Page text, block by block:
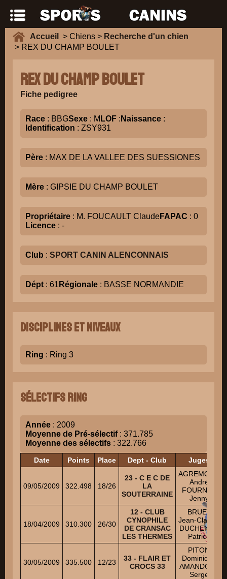
Accueil > Chiens > Recherche d'un chien
> REX DU CHAMP BOULET
REX DU CHAMP BOULET
Fiche pedigree
Race : BBGSexe : M LOF : Naissance :
Identification : ZSY931
Père : MAX DE LA VALLEE DES SUESSIONES
Mère : GIPSIE DU CHAMP BOULET
Propriétaire : M. FOUCAULT ClaudeFAPAC : 0
Licence : -
Club : SPORT CANIN ALENCONNAIS
Dépt : 61 Régionale : BASSE NORMANDIE
Disciplines et niveaux
Ring : Ring 3
Sélectifs Ring
Année : 2009
Moyenne de Pré-sélectif: 371.785
Moyenne des sélectifs : 322.766
Date Points Place Dept - Club Juges
09/05/2009 322.498 18/26
23 - C E C DE
LA
SOUTERRAINE
AGREMONT
André
FOURNEL
Jenny
18/04/2009 310.300 26/30
12 - CLUB
CYNOPHILE
DE CRANSAC
LES THERMES
BRUEL
Jean-Claude
DUCHENNE
Patrice
30/05/2009 335.500 12/23
33 - FLAIR ET
CROCS 33
PITON
Dominique
AMANDOLA
Serge